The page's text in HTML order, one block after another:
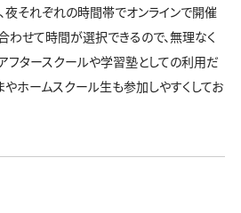
夜それぞれの時間帯でオンラインで開催
わせて時間が選択できるので、無理なく
フタースクールや学習塾としての利用だ
やホームスクール生も参加しやすくしてお